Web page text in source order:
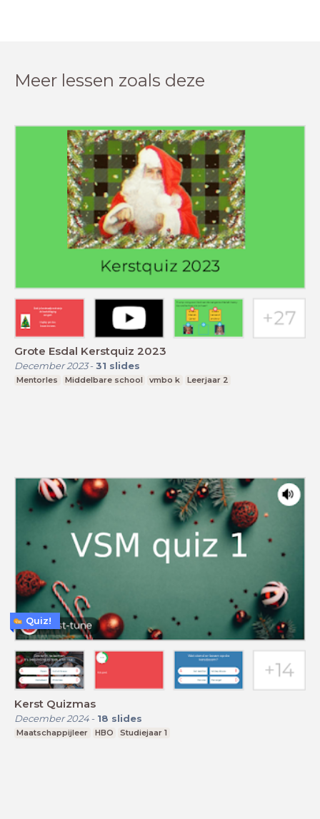
Meer lessen zoals deze
Grote Esdal Kerstquiz 2023
December 2023- 31 slides
Mentorles Middelbare school vmbo k Leerjaar 2
Kerst Quizmas
December 2024- 18 slides
Maatschappijleer HBO Studiejaar 1
Quiz!